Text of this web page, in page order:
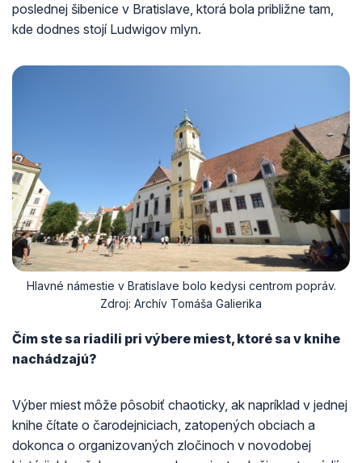
poslednej šibenice v Bratislave, ktorá bola približne tam,
kde dodnes stojí Ludwigov mlyn.
Hlavné námestie v Bratislave bolo kedysi centrom popráv.
Zdroj: Archív Tomáša Galierika
Čím ste sa riadili pri výbere miest, ktoré sa v knihe
nachádzajú?
Výber miest môže pôsobiť chaoticky, ak napríklad v jednej
knihe čítate o čarodejniciach, zatopených obciach a
dokonca o organizovaných zločinoch v novodobej